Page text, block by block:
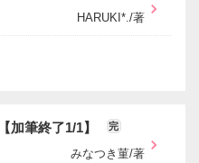
HARUKI*./著
加筆終了1/1】 完
みなつき菫/著